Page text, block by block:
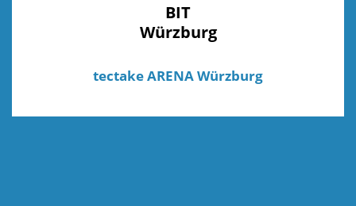
BIT
Würzburg
tectake ARENA Würzburg